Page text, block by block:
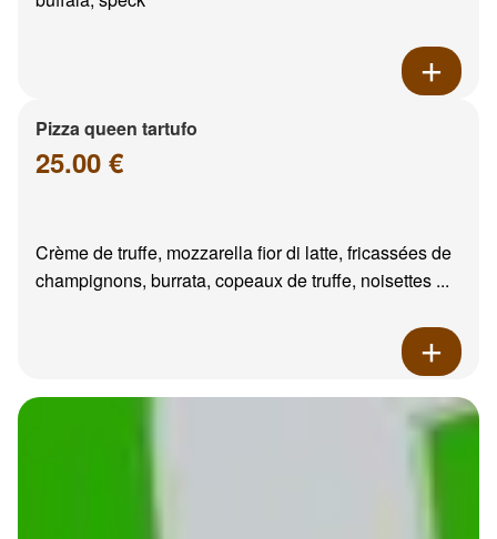
Pizza queen tartufo
25.00 €
Crème de truffe, mozzarella fior di latte, fricassées de
champignons, burrata, copeaux de truffe, noisettes ...